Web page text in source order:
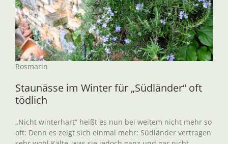
Rosmarin
Staunässe im Winter für „Südländer“ oft
tödlich
„Nicht winterhart“ heißt es nun bei weitem nicht mehr so
oft: Denn es zeigt sich einmal mehr: Südländer vertragen